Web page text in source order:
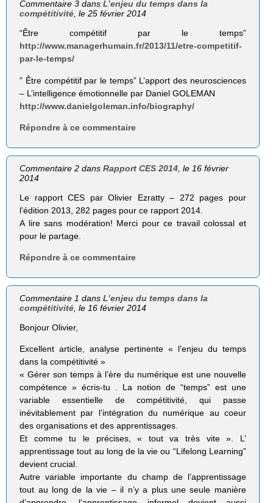
Commentaire 3 dansL’enjeu du temps dans la
compétitivité, le 25 février 2014
“Être compétitif par le temps”
http://www.managerhumain.fr/2013/11/etre-competitif-
par-le-temps/
” Être compétitif par le temps” L’apport des neurosciences
– L’intelligence émotionnelle par Daniel GOLEMAN
http://www.danielgoleman.info/biography/
Répondre à ce commentaire
Commentaire 2 dansRapport CES 2014 , le 16 février
2014
Le rapport CES par Olivier Ezratty – 272 pages pour
l’édition 2013, 282 pages pour ce rapport 2014.
A lire sans modération! Merci pour ce travail colossal et
pour le partage.
Répondre à ce commentaire
Commentaire 1 dansL’enjeu du temps dans la
compétitivité , le 16 février 2014
Bonjour Olivier,
Excellent article, analyse pertinente « l’enjeu du temps
dans la compétitivité »
« Gérer son temps à l’ère du numérique est une nouvelle
compétence » écris-tu . La notion de “temps” est une
variable essentielle de compétitivité, qui passe
inévitablement par l’intégration du numérique au coeur
des organisations et des apprentissages.
Et comme tu le précises, « tout va très vite ». L’
apprentissage tout au long de la vie ou “Lifelong Learning”
devient crucial.
Autre variable importante du champ de l’apprentissage
tout au long de la vie – il n’y a plus une seule manière